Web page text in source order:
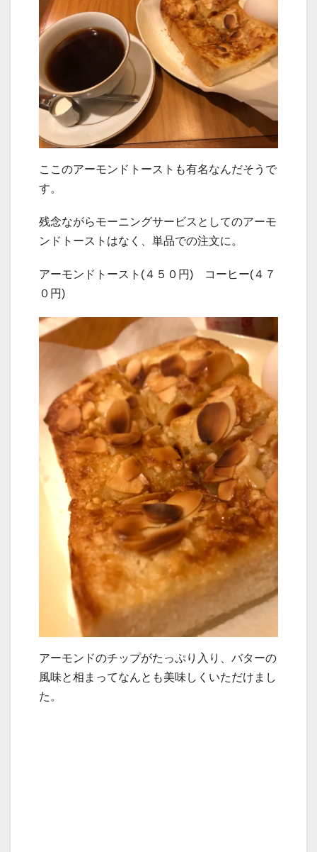
ここのアーモンドトーストも有名なんだそうで
す。
残念ながらモーニングサービスとしてのアーモ
ンドトーストはなく、単品での注文に。
アーモンドトースト(４５０円) コーヒー(４７
０円)
アーモンドのチップがたっぷり入り、バターの
風味と相まってなんとも美味しくいただけまし
た。